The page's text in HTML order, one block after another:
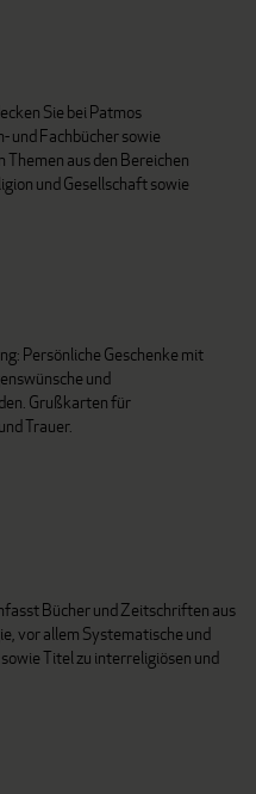
Sie bei Patmos
und Fachbücher sowie
aus den Bereichen
und Gesellschaft sowie
Persönliche Geschenke mit
und
Grußkarten für
Trauer.
Bücher und Zeitschriften aus
vor allem Systematische und
Titel zu interreligiösen und